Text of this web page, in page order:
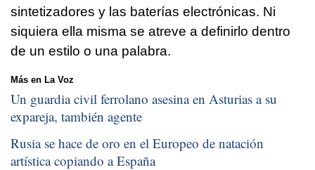
sintetizadores y las baterías electrónicas. Ni
siquiera ella misma se atreve a definirlo dentro
de un estilo o una palabra.
Más en La Voz
Un guardia civil ferrolano asesina en Asturias a su
expareja, también agente
Rusia se hace de oro en el Europeo de natación
artística copiando a España